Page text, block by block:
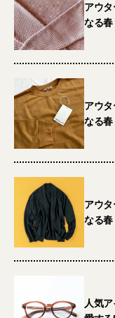
アウ
なる春
アウ
なる春
アウ
なる春
人気